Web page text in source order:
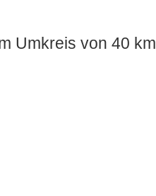
Umkreis von 40 km